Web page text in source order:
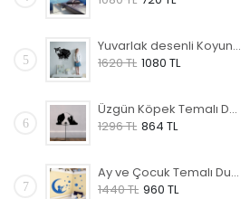
5
Yuvarlak desenli Koyun Temalı Duvar Sticker
1620 TL 1080 TL
6
Üzgün Köpek Temalı Duvar Sticker
1296 TL 864 TL
7
Ay ve Çocuk Temalı Duvar Sticker
1440 TL 960 TL